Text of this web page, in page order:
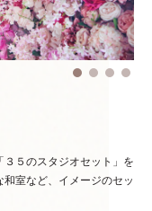
５のスタジオセット」を
室など、イメージのセッ